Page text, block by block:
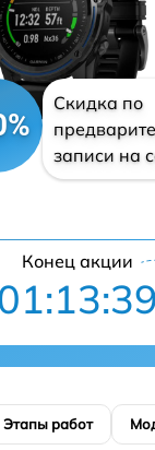
Скидка по
записи на
Конец акции
Этапы работ